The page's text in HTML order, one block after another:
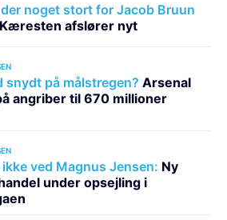
noget stort for Jacob Bruun
Kæresten afslører nyt
snydt på målstregen? Arsenal
angriber til 670 millioner
ved Magnus Jensen: Ny
under opsejling i